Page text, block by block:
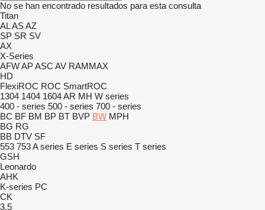
No se han encontrado resultados para esta consulta
Titan
ALASAZ
SP SR SV
AX
X-Series
AFWAPASC AV RAMMAX
HD
FlexiROC ROC SmartROC
1304 1404 1604AR MH W series
400 - series 500 - series 700 - series
BC BF BM BP BT BVP BW MPH
BG RG
BB DTV SF
553 753A series E series S series T series
GSH
Leonardo
AHK
K-series PC
CK
3.5